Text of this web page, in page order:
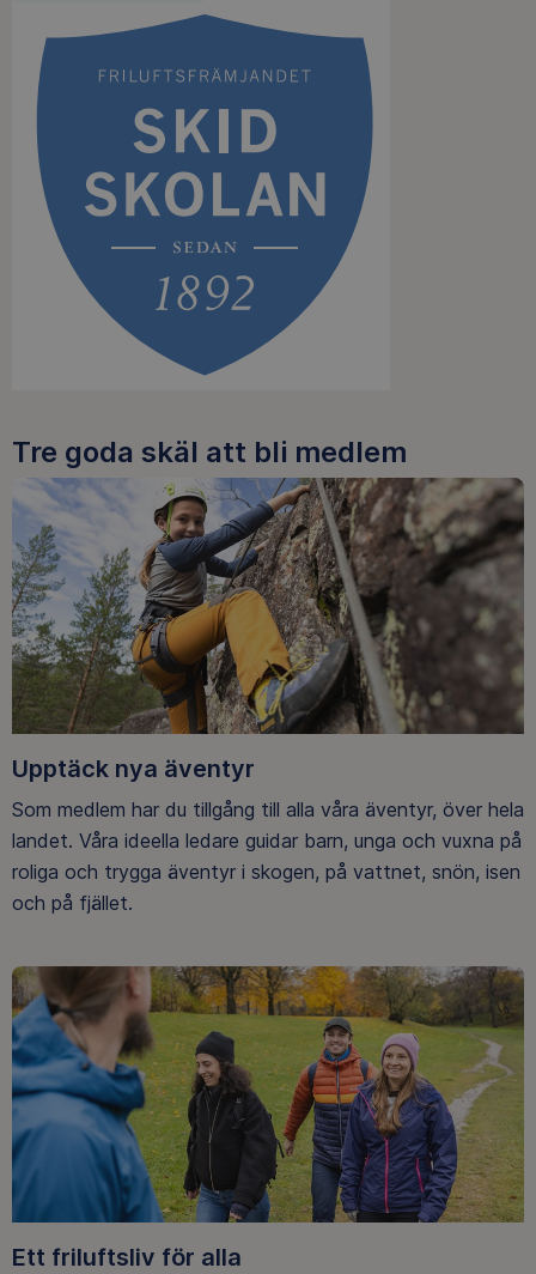
Tre goda skäl att bli medlem
Upptäck nya äventyr
Som medlem har du tillgång till alla våra äventyr, över hela
landet. Våra ideella ledare guidar barn, unga och vuxna på
roliga och trygga äventyr i skogen, på vattnet, snön, isen
och på fjället.
Ett friluftsliv för alla